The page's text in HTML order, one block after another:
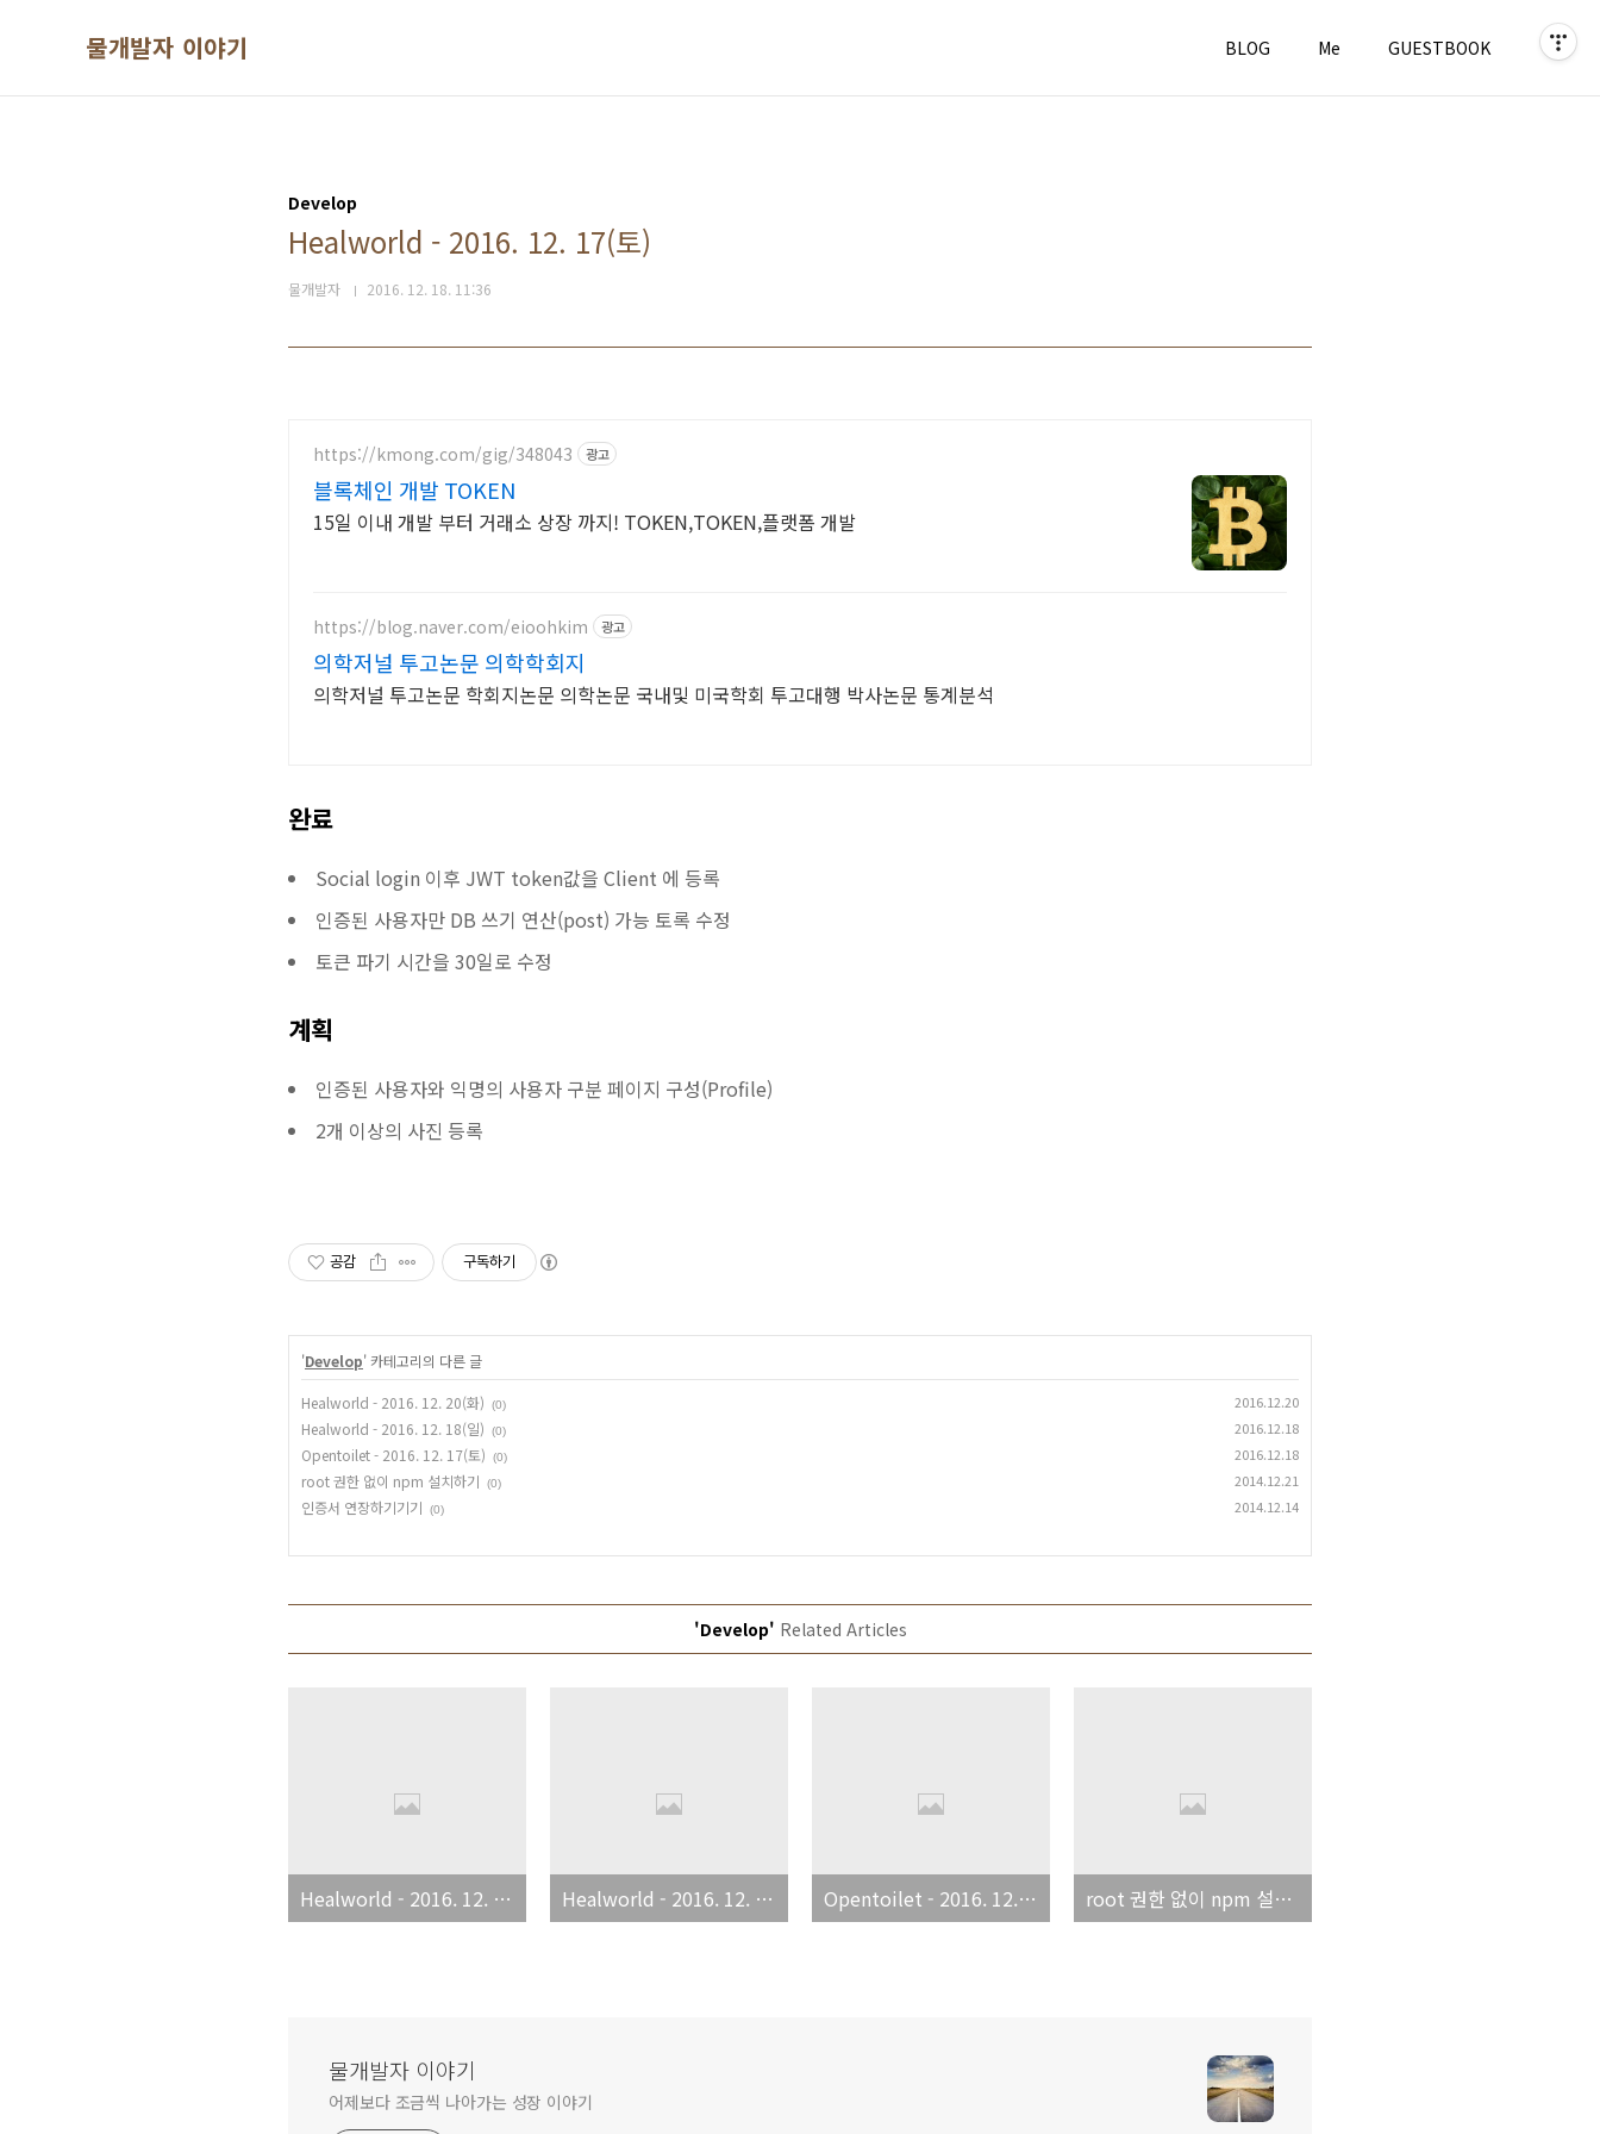
물개발자 이야기 BLOG Me GUESTBOOK
Develop
Healworld - 2016. 12. 17(토)
물개발자 2016. 12. 18. 11:36
https://kmong.com/gig/348043 광고
블록체인 개발 TOKEN
15일 이내 개발 부터 거래소 상장 까지! TOKEN,TOKEN,플랫폼 개발
https://blog.naver.com/eioohkim 광고
의학저널 투고논문 의학학회지
의학저널 투고논문 학회지논문 의학논문 국내및 미국학회 투고대행 박사논문 통계분석
완료
Social login 이후 JWT token값을 Client 에 등록
인증된 사용자만 DB 쓰기 연산(post) 가능 토록 수정
토큰 파기 시간을 30일로 수정
계획
인증된 사용자와 익명의 사용자 구분 페이지 구성(Profile)
2개 이상의 사진 등록
공감 구독하기
'Develop' 카테고리의 다른 글
Healworld - 2016. 12. 20(화) (0) 2016.12.20
Healworld - 2016. 12. 18(일) (0) 2016.12.18
Opentoilet - 2016. 12. 17(토) (0) 2016.12.18
root 권한 없이 npm 설치하기 (0) 2014.12.21
인증서 연장하기기기 (0) 2014.12.14
'Develop' Related Articles
Healworld - 2016. 12. 20(화) Healworld - 2016. 12. 18(일) Opentoilet - 2016. 12. 17(토) root 권한 없이 npm 설치하기
물개발자 이야기
어제보다 조금씩 나아가는 성장 이야기